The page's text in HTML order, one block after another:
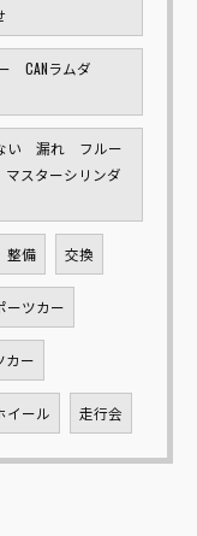
CANラムダ
い 漏れ フルー
スターシリンダ
整備 交換
ーツカー
カー
イール 走行会